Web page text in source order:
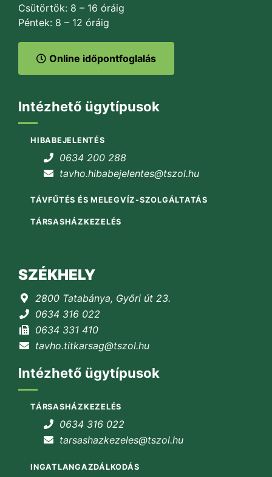
Csütörtök: 8 – 16 óráig
Péntek: 8 – 12 óráig
Online időpontfoglalás
Intézhető ügytípusok
HIBABEJELENTÉS
0634 200 288
tavho.hibabejelentes@tszol.hu
TÁVFŰTÉS ÉS MELEGVÍZ-SZOLGÁLTATÁS
TÁRSASHÁZKEZELÉS
SZÉKHELY
2800 Tatabánya, Győri út 23.
0634 316 022
0634 331 410
tavho.titkarsag@tszol.hu
Intézhető ügytípusok
TÁRSASHÁZKEZELÉS
0634 316 022
tarsashazkezeles@tszol.hu
INGATLANGAZDÁLKODÁS